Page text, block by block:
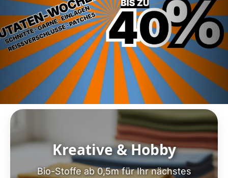
Kreative & Hobby
Bio-Stoffe ab 0,5m für Ihr nächstes